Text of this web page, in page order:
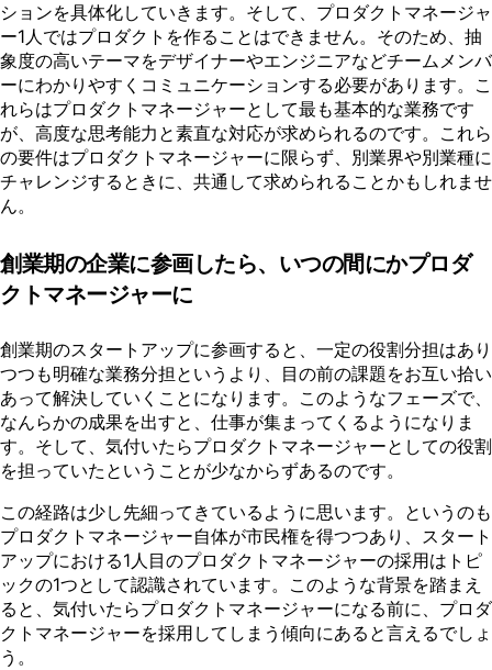
ションを具体化していきます。そして、プロダクトマネージャ
ー1人ではプロダクトを作ることはできません。そのため、抽
象度の高いテーマをデザイナーやエンジニアなどチームメンバ
ーにわかりやすくコミュニケーションする必要があります。こ
れらはプロダクトマネージャーとして最も基本的な業務です
が、高度な思考能力と素直な対応が求められるのです。これら
の要件はプロダクトマネージャーに限らず、別業界や別業種に
チャレンジするときに、共通して求められることかもしれませ
ん。
創業期の企業に参画したら、いつの間にかプロダ
クトマネージャーに
創業期のスタートアップに参画すると、一定の役割分担はあり
つつも明確な業務分担というより、目の前の課題をお互い拾い
あって解決していくことになります。このようなフェーズで、
なんらかの成果を出すと、仕事が集まってくるようになりま
す。そして、気付いたらプロダクトマネージャーとしての役割
を担っていたということが少なからずあるのです。
この経路は少し先細ってきているように思います。というのも
プロダクトマネージャー自体が市民権を得つつあり、スタート
アップにおける1人目のプロダクトマネージャーの採用はトピ
ックの1つとして認識されています。このような背景を踏まえ
ると、気付いたらプロダクトマネージャーになる前に、プロダ
クトマネージャーを採用してしまう傾向にあると言えるでしょ
う。